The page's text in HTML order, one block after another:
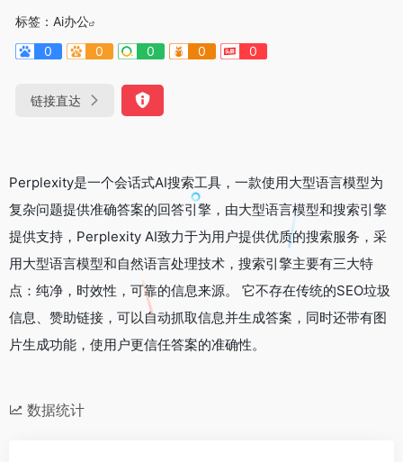
标签： Ai办公
0
0 0 0 0
链接直达
Perplexity是一个会话式AI搜索工具，一款使用大型语言模型为
复杂问题提供准确答案的回答引擎，由大型语言模型和搜索引擎
提供支持，Perplexity AI致力于为用户提供优质的搜索服务，采
用大型语言模型和自然语言处理技术，搜索引擎主要有三大特
点：纯净，时效性，可靠的信息来源。 它不存在传统的SEO垃圾
信息、赞助链接，可以自动抓取信息并生成答案，同时还带有图
片生成功能，使用户更信任答案的准确性。
数据统计